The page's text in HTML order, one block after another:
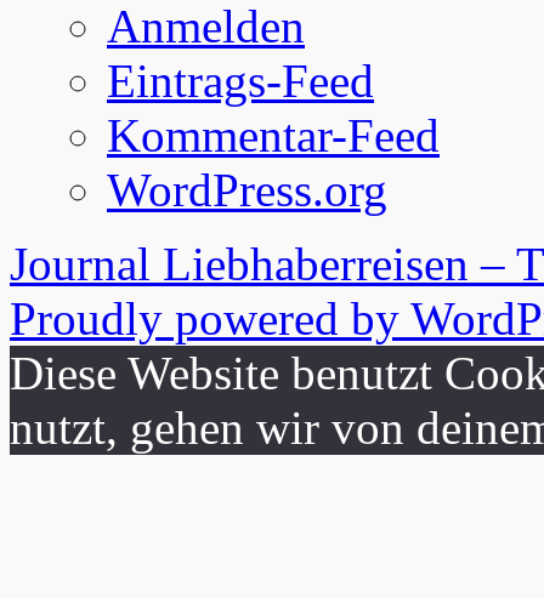
Anmelden
Eintrags-Feed
Kommentar-Feed
WordPress.org
Journal Liebhaberreisen –
Proudly powered by
Diese Website benutzt
nutzt, gehen wir von